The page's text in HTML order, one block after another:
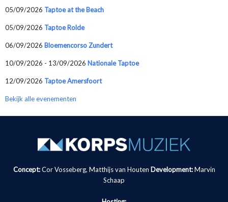
05/09/2026 Taptoe at the Beach
05/09/2026 Taptoe Rolde
06/09/2026 Bloemencorso Zundert
10/09/2026 - 13/09/2026 Nationale Taptoe
12/09/2026 Taptoe Amersfoort
Bekijk alle evenementen
Concept:Cor Vosseberg, Matthijs van Houten Development: Marvin
Schaap